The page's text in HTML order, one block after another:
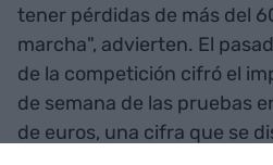
tener pérdidas de más del
marcha", advierten. El
de la competición cifró el
de semana de las pruebas
de euros, una cifra que se